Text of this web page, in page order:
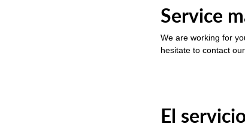
Service
We are working for
hesitate to contact
El